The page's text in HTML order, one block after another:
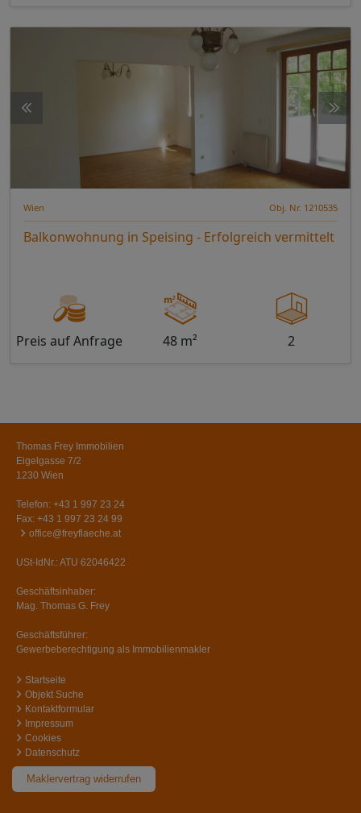
Wien Obj. Nr. 1210535
Balkonwohnung in Speising - Erfolgreich vermittelt
Preis auf Anfrage 48 m² 2
Thomas Frey Immobilien
Eigelgasse 7/2
1230 Wien
Telefon: +43 1 997 23 24
Fax: +43 1 997 23 24 99
office@freyflaeche.at
USt-IdNr.: ATU 62046422
Geschäftsinhaber:
Mag. Thomas G. Frey
Geschäftsführer:
Gewerbeberechtigung als Immobilienmakler
Startseite
Objekt Suche
Kontaktformular
Impressum
Cookies
Datenschutz
Maklervertrag widerrufen